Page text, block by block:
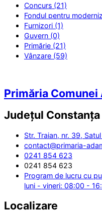
Concurs (21)
Fondul pentru
Furnizori (1)
Guvern (0)
Primărie (21)
Vânzare (59)
Primăria
Județul Constanța
Str. Traian, nr. 39,
contact@primaria-
0241 854 623
0241 854 623
Program de lucru cu
luni - vineri: 08:00 -
Localizare